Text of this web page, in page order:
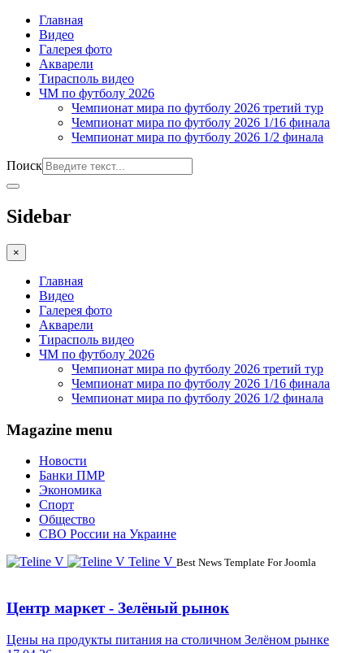
Главная
Видео
Галерея фото
Акварели
Тирасполь видео
ЧМ по футболу 2026
Чемпионат мира по футболу 2026 третий тур
Чемпионат мира по футболу 2026 1/16 финала
Чемпионат мира по футболу 2026 1/2 финала
Поиск
Sidebar
×
Главная
Видео
Галерея фото
Акварели
Тирасполь видео
ЧМ по футболу 2026
Чемпионат мира по футболу 2026 третий тур
Чемпионат мира по футболу 2026 1/16 финала
Чемпионат мира по футболу 2026 1/2 финала
Magazine menu
Новости
Банки ПМР
Экономика
Спорт
Общество
СВО России на Украине
Teline V Best News Template For Joomla
Центр маркет - Зелёный рынок
Цены на продукты питания на столичном Зелёном рынке